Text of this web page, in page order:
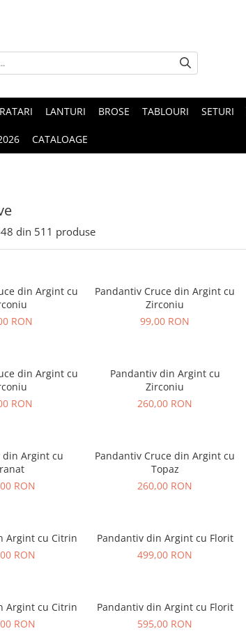
LANTURI BROSE TABLOURI SETURI
CATALOAGE
48 din 511 produse
din Argint cu
RON
Pandantiv Cruce din Argint cu
Zirconiu
99,00 RON
din Argint cu
RON
Pandantiv din Argint cu
Zirconiu
260,00 RON
din Argint cu
RON
Pandantiv Cruce din Argint cu
Topaz
260,00 RON
Argint cu Citrin
RON
Pandantiv din Argint cu Florit
499,00 RON
Argint cu Citrin
RON
Pandantiv din Argint cu Florit
595,00 RON